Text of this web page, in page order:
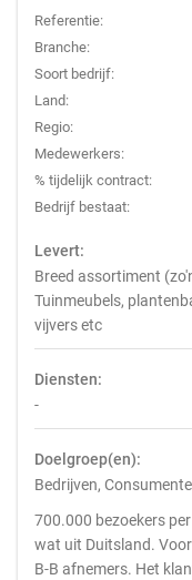
Referentie:
Branche:
Soort bedrijf:
Land:
Regio:
Medewerkers:
% tijdelijk contract:
Bedrijf bestaat:
Levert:
Breed assortiment
Tuinmeubels,
vijvers etc
Diensten:
-
Doelgroep(en):
Bedrijven,
700.000 bezoekers
wat uit Duitsland.
B-B afnemers. Het